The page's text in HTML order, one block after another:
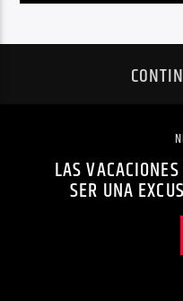
LAS
SER UNA